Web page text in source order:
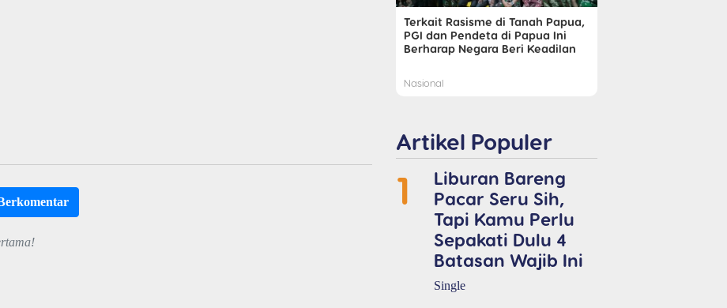
Terkait Rasisme di Tanah Papua,
PGI dan Pendeta di Papua Ini
Berharap Negara Beri Keadilan
Nasional
Artikel Populer
1
Liburan Bareng
Pacar Seru Sih,
Tapi Kamu Perlu
Sepakati Dulu 4
Batasan Wajib Ini
Single